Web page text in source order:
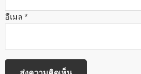
อีเมล *